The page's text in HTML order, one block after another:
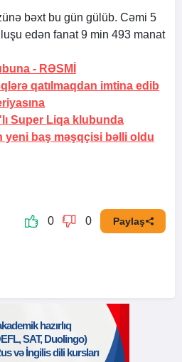
bəxt bu gün gülüb. Cəmi 5
edən fanat 9 min 493 manat
- RƏSMİ
qatılmaqdan imtina edib
Super Liqa klubunda
yeni baş məşqçisi bəlli oldu
0 0 Paylaş